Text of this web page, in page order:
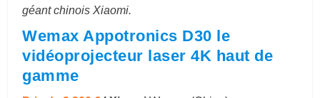
géant chinois Xiaomi.
Wemax Appotronics D30 le
vidéoprojecteur laser 4K haut de
gamme